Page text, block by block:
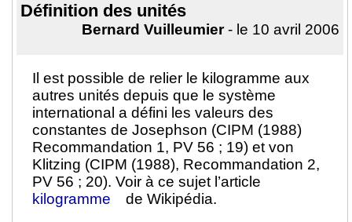
Définition des unités
Bernard Vuilleumier- le 10 avril 2006
Il est possible de relier le kilogramme aux
autres unités depuis que le système
international a défini les valeurs des
constantes de Josephson (CIPM (1988)
Recommandation 1, PV 56 ; 19) et von
Klitzing (CIPM (1988), Recommandation 2,
PV 56 ; 20). Voir à ce sujet l’article
kilogramme
de Wikipédia.